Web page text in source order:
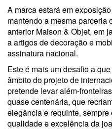
A marca estará em
mantendo a mesma parceria
anterior Maison & Objet, em
a artigos de decoração e
assinatura nacional.
Este é mais um desafio a
âmbito do projeto de
pretende levar além-
quase centenária, que
elegância e requinte,
qualidade e excelência da